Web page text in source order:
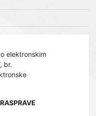
elektronskim
br.